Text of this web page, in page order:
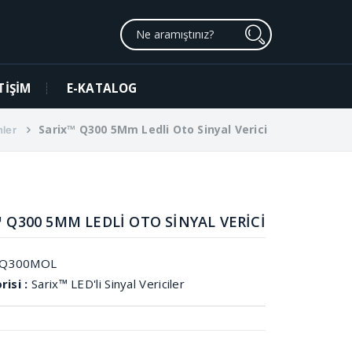
E-KATALOG
Sarix™ Q300 5Mm Ledli Oto Sinyal Verici
5MM LEDLİ OTO SİNYAL VERİCİ
: Sarix™ LED'li Sinyal Vericiler